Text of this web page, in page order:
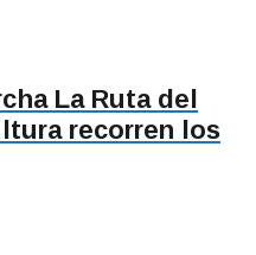
La Ruta del
recorren los